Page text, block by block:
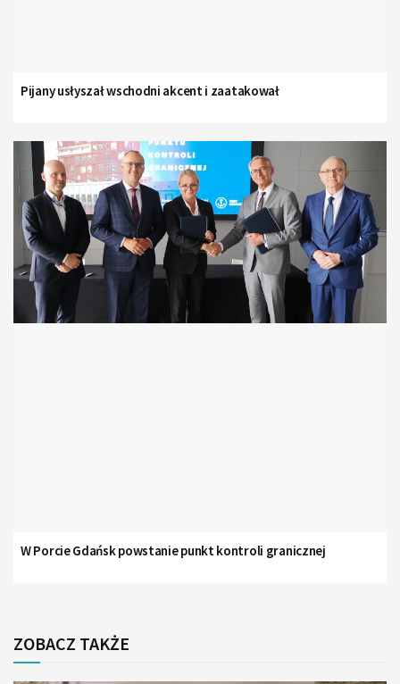
Pijany usłyszał wschodni akcent i zaatakował
W Porcie Gdańsk powstanie punkt kontroli granicznej
ZOBACZ TAKŻE